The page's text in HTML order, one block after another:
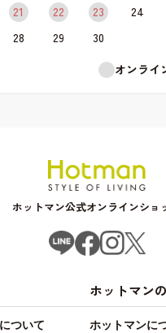
21 22 23 24
28 29
30
オンライ
ホットマン公式オンラインショ
ついて
ホットマン
ホットマンに